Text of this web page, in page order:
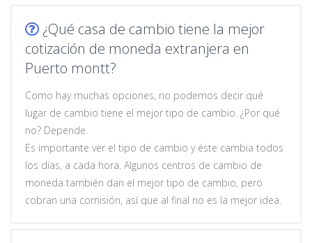
¿Qué casa de cambio tiene la mejor
cotización de moneda extranjera en
Puerto montt?
Como hay muchas opciones, no podemos decir qué
lugar de cambio tiene el mejor tipo de cambio. ¿Por qué
no? Depende.
Es importante ver el tipo de cambio y éste cambia todos
los días, a cada hora. Algunos centros de cambio de
moneda también dan el mejor tipo de cambio, pero
cobran una comisión, así que al final no es la mejor idea.